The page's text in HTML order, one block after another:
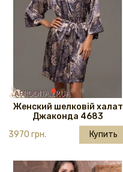
Женский шелковій халат
Джаконда 4683
3970 грн.
Купить